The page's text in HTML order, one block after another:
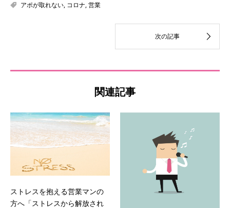
アポが取れない, コロナ,営業
関連記事
ストレスを抱える営業マンの
方へ「ストレスから解放され